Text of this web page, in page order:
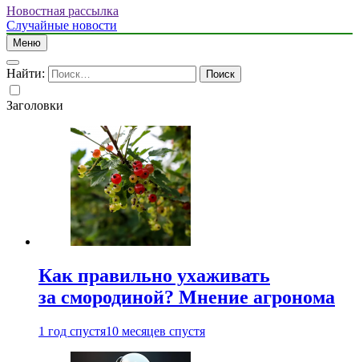
Новостная рассылка
Случайные новости
Меню
Найти:
Заголовки
Как правильно ухаживать
за смородиной? Мнение агронома
1 год спустя10 месяцев спустя